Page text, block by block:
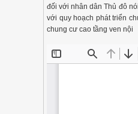
đối với nhân dân Thủ đô
với quy hoạch phát triển
chung cư cao tầng ven nội